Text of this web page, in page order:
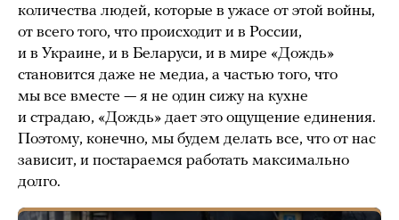
количества людей, которые в ужасе от этой войны,
от всего того, что происходит и в России,
и в Украине, и в Беларуси, и в мире «Дождь»
становится даже не медиа, а частью того, что
мы все вместе — я не один сижу на кухне
и страдаю, «Дождь» дает это ощущение единения.
Поэтому, конечно, мы будем делать все, что от нас
зависит, и постараемся работать максимально
долго.